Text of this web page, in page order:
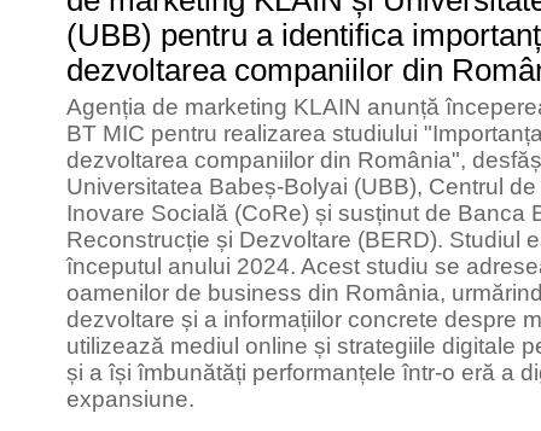
(UBB) pentru a identifica
dezvoltarea companiilor din
Agenția de marketing KLAIN anunță
BT MIC pentru realizarea studiului
dezvoltarea companiilor din România",
Universitatea Babeș-Bolyai (UBB), Centrul
Inovare Socială (CoRe) și susținut de Banca
Reconstrucție și Dezvoltare (BERD). Studiul
începutul anului 2024. Acest studiu se
oamenilor de business din România,
dezvoltare și a informațiilor concrete despre
utilizează mediul online și strategiile digitale
și a își îmbunătăți performanțele într-o eră a
expansiune.